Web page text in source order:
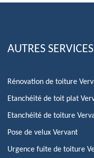
AUTRES SERVICES
Rénovation de toiture
Etanchéité de toit plat
Etanchéité de toiture
Pose de velux Vervant
Urgence fuite de toiture